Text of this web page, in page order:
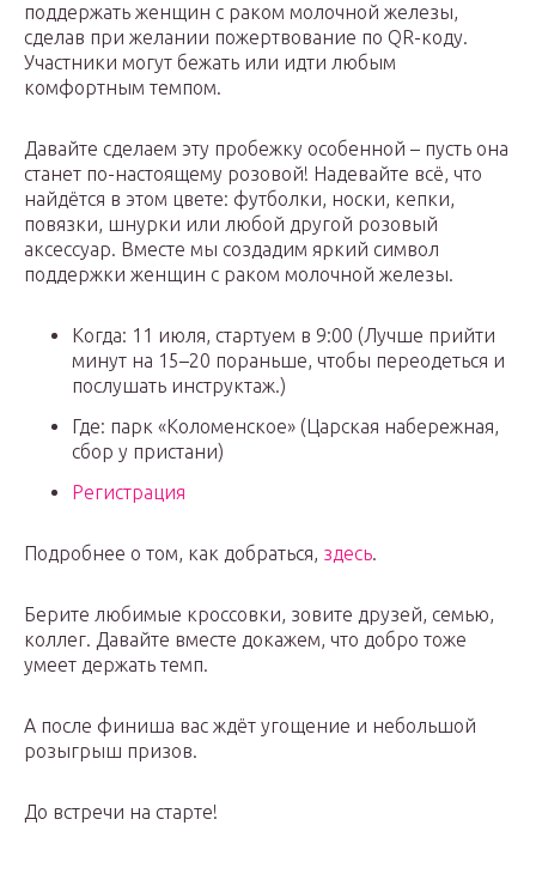
поддержать женщин с раком молочной железы,
сделав при желании пожертвование по QR-коду.
Участники могут бежать или идти любым
комфортным темпом.
Давайте сделаем эту пробежку особенной – пусть она
станет по-настоящему розовой! Надевайте всё, что
найдётся в этом цвете: футболки, носки, кепки,
повязки, шнурки или любой другой розовый
аксессуар. Вместе мы создадим яркий символ
поддержки женщин с раком молочной железы.
Когда: 11 июля, стартуем в 9:00 (Лучше прийти
минут на 15–20 пораньше, чтобы переодеться и
послушать инструктаж.)
Где: парк «Коломенское» (Царская набережная,
сбор у пристани)
Регистрация
Подробнее о том, как добраться, здесь.
Берите любимые кроссовки, зовите друзей, семью,
коллег. Давайте вместе докажем, что добро тоже
умеет держать темп.
А после финиша вас ждёт угощение и небольшой
розыгрыш призов.
До встречи на старте!